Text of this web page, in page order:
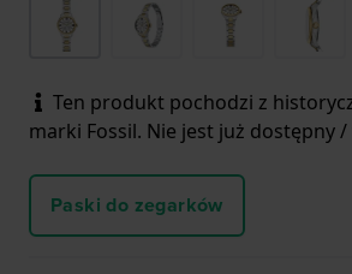
Ten produkt pochodzi z
marki Fossil. Nie jest już dostępny /
Paski do zegarków